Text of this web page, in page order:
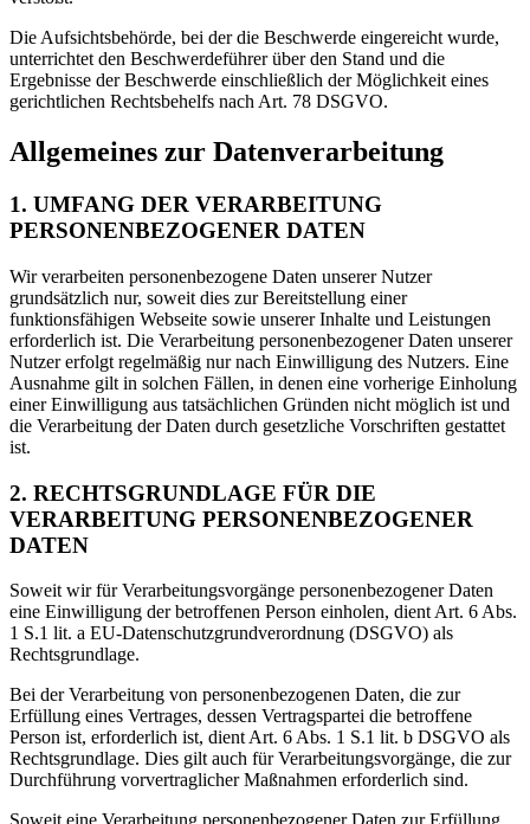
Die Aufsichtsbehörde, bei der die Beschwerde eingereicht wurde,
unterrichtet den Beschwerdeführer über den Stand und die
Ergebnisse der Beschwerde einschließlich der Möglichkeit eines
gerichtlichen Rechtsbehelfs nach Art. 78 DSGVO.
Allgemeines zur Datenverarbeitung
1. UMFANG DER VERARBEITUNG
PERSONENBEZOGENER DATEN
Wir verarbeiten personenbezogene Daten unserer Nutzer
grundsätzlich nur, soweit dies zur Bereitstellung einer
funktionsfähigen Webseite sowie unserer Inhalte und Leistungen
erforderlich ist. Die Verarbeitung personenbezogener Daten unserer
Nutzer erfolgt regelmäßig nur nach Einwilligung des Nutzers. Eine
Ausnahme gilt in solchen Fällen, in denen eine vorherige Einholung
einer Einwilligung aus tatsächlichen Gründen nicht möglich ist und
die Verarbeitung der Daten durch gesetzliche Vorschriften gestattet
ist.
2. RECHTSGRUNDLAGE FÜR DIE
VERARBEITUNG PERSONENBEZOGENER
DATEN
Soweit wir für Verarbeitungsvorgänge personenbezogener Daten
eine Einwilligung der betroffenen Person einholen, dient Art. 6 Abs.
1 S.1 lit. a EU-Datenschutzgrundverordnung (DSGVO) als
Rechtsgrundlage.
Bei der Verarbeitung von personenbezogenen Daten, die zur
Erfüllung eines Vertrages, dessen Vertragspartei die betroffene
Person ist, erforderlich ist, dient Art. 6 Abs. 1 S.1 lit. b DSGVO als
Rechtsgrundlage. Dies gilt auch für Verarbeitungsvorgänge, die zur
Durchführung vorvertraglicher Maßnahmen erforderlich sind.